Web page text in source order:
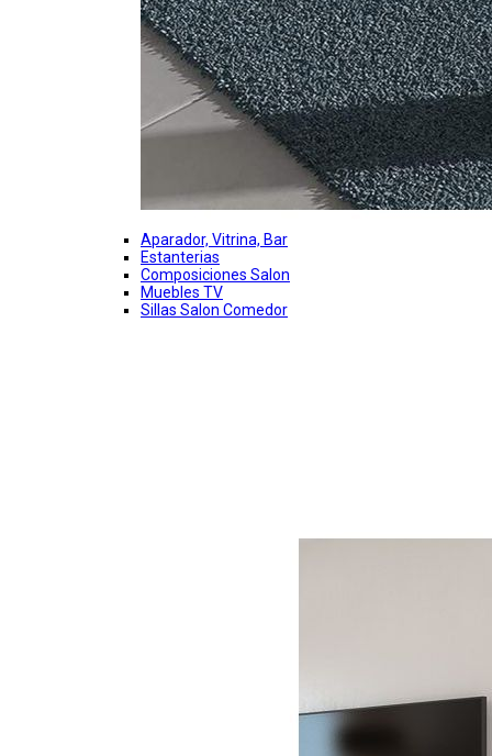
Aparador, Vitrina, Bar
Estanterias
Composiciones Salon
Muebles TV
Sillas Salon Comedor